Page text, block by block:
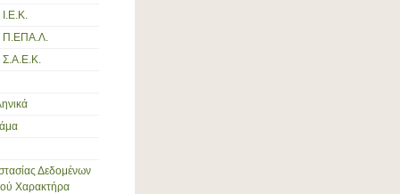
Ι.Ε.Κ.
Π.ΕΠΑ.Λ.
Σ.Α.Ε.Κ.
Δεδομένων
Χαρακτήρα